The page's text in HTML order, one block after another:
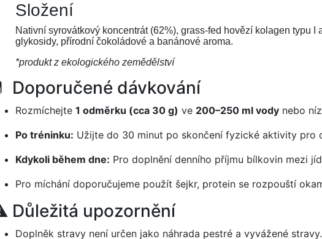
Složení
Nativní syrovátkový koncentrát (62%), grass-fed hovězí kolagen typu
glykosidy, přírodní čokoládové a banánové aroma.
*produkt z ekologického zemědělství
Doporučené dávkování
Rozmíchejte 1 odměrku (cca 30 g) ve 200–250 ml vody nebo
Po tréninku: Užijte do 30 minut po skončení fyzické aktivity pro
Kdykoli během dne: Pro doplnění denního příjmu bílkovin mezi
Pro míchání doporučujeme použít šejkr, protein se rozpouští
Důležitá upozornění
Doplněk stravy není určen jako náhrada pestré a vyvážené stravy.